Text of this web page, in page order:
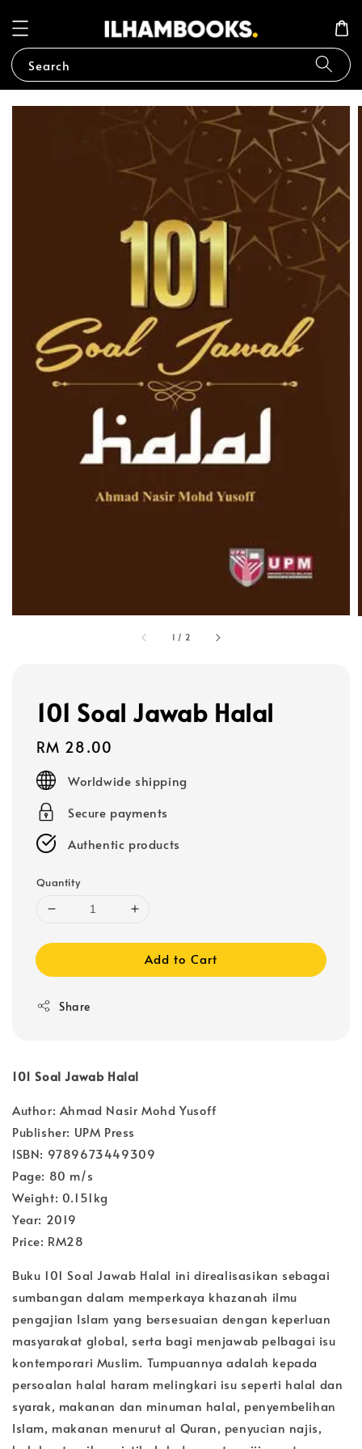
Search
1 / 2
101 Soal Jawab Halal
Regular
price
RM 28.00
Worldwide shipping
Secure payments
Authentic products
Quantity
Add to Cart
Share
101 Soal Jawab Halal
Author: Ahmad Nasir Mohd Yusoff
Publisher: UPM Press
ISBN: 9789673449309
Page: 80 m/s
Weight: 0.151kg
Year: 2019
Price: RM28
Buku 101 Soal Jawab Halal ini direalisasikan sebagai
sumbangan dalam memperkaya khazanah ilmu
pengajian Islam yang bersesuaian dengan keperluan
masyarakat global, serta bagi menjawab pelbagai isu
kontemporari Muslim. Tumpuannya adalah kepada
persoalan halal haram melingkari isu seperti halal dan
syarak, makanan dan minuman halal, penyembelihan
Islam, makanan menurut al Quran, penyucian najis,